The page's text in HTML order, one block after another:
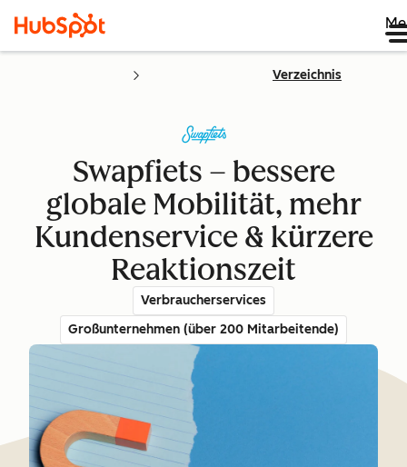
Verzeichnis
Swapfiets – bessere
globale Mobilität, mehr
Kundenservice & kürzere
Reaktionszeit
Verbraucherservices
Großunternehmen (über 200 Mitarbeitende)